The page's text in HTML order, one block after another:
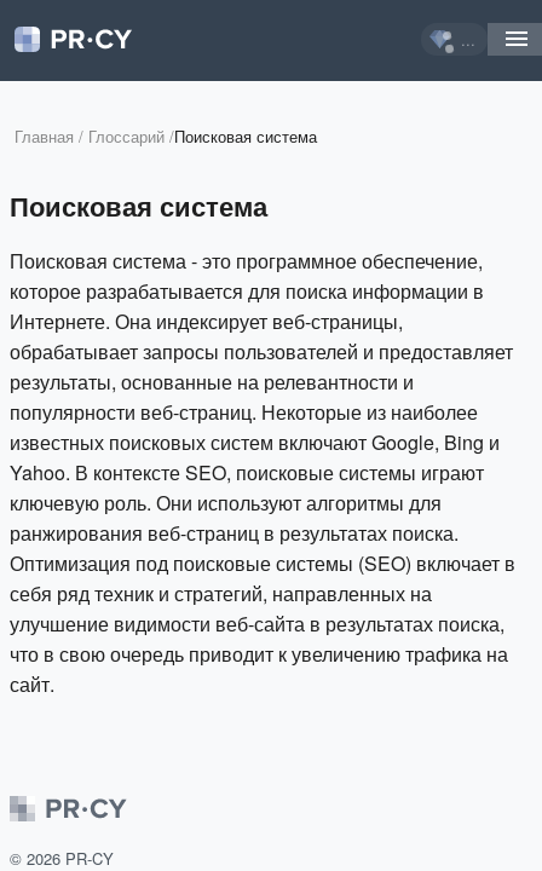
...
Главная / Глоссарий /Поисковая система
Поисковая система
Поисковая система - это программное обеспечение,
которое разрабатывается для поиска информации в
Интернете. Она индексирует веб-страницы,
обрабатывает запросы пользователей и предоставляет
результаты, основанные на релевантности и
популярности веб-страниц. Некоторые из наиболее
известных поисковых систем включают Google, Bing и
Yahoo. В контексте SEO, поисковые системы играют
ключевую роль. Они используют алгоритмы для
ранжирования веб-страниц в результатах поиска.
Оптимизация под поисковые системы (SEO) включает в
себя ряд техник и стратегий, направленных на
улучшение видимости веб-сайта в результатах поиска,
что в свою очередь приводит к увеличению трафика на
сайт.
© 2026 PR-CY